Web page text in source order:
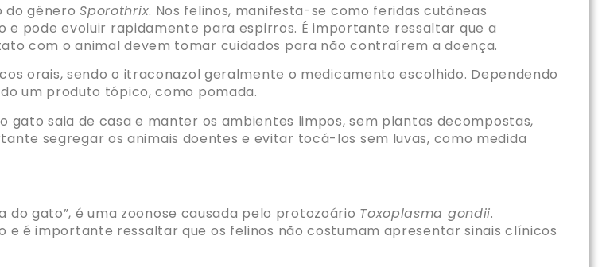
do gêneroSporothrix. Nos felinos, manifesta-se como feridas cutâneas
pode evoluir rapidamente para espirros. É importante ressaltar que a
com o animal devem tomar cuidados para não contraírem a doença.
orais, sendo o itraconazol geralmente o medicamento escolhido. Dependendo
um produto tópico, como pomada.
saia de casa e manter os ambientes limpos, sem plantas decompostas,
segregar os animais doentes e evitar tocá-los sem luvas, como medida
gato”, é uma zoonose causada pelo protozoário Toxoplasma gondii.
é importante ressaltar que os felinos não costumam apresentar sinais clínicos